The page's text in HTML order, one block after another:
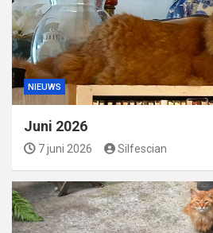
NIEUWS
Juni 2026
7 juni 2026 Silfescian